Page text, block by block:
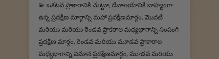
💫 ఒకటవ ప్రాకారానికి చుట్టూ, దేవాలయానికి బాహ్యంగా
ఉన్న ప్రదక్షిణ మార్గాన్ని మహా ప్రదక్షిణమార్గం, మొదటి
మరియు మరియు రెండవ ప్రాకరాల మధ్యభాగాన్ని సంపంగి
ప్రదక్షిణ మార్గం, రెండవ మరియు మూడవ ప్రాకారాల
మధ్యభాగాన్ని విమాన ప్రదక్షిణమార్గం, మూడవ మరియు